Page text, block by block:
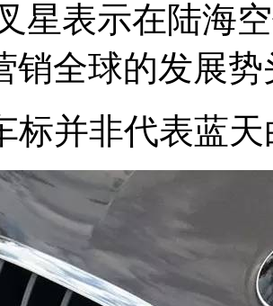
星表示在陆海
销全球的发展势
标并非代表蓝天